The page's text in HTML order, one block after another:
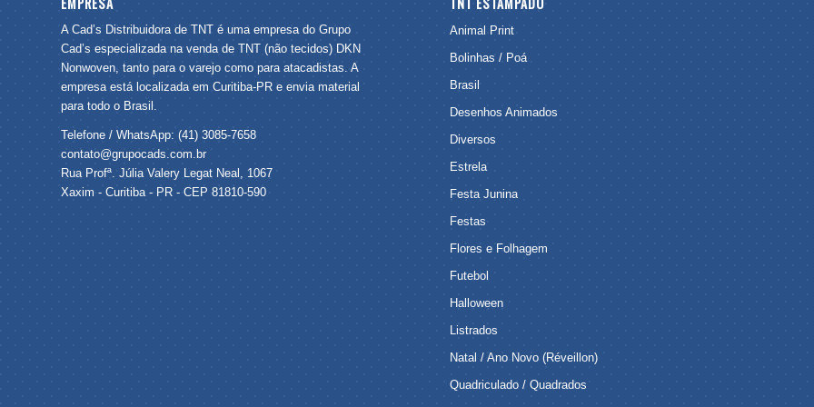
A Cad’s Distribuidora de TNT é uma empresa do Grupo
Cad’s especializada na venda de TNT (não tecidos) DKN
Nonwoven, tanto para o varejo como para atacadistas. A
empresa está localizada em Curitiba-PR e envia material
para todo o Brasil.
Telefone / WhatsApp: (41) 3085-7658
contato@grupocads.com.br
Rua Profª. Júlia Valery Legat Neal, 1067
Xaxim - Curitiba - PR - CEP 81810-590
Animal Print
Bolinhas / Poá
Brasil
Desenhos Animados
Diversos
Estrela
Festa Junina
Festas
Flores e Folhagem
Futebol
Halloween
Listrados
Natal / Ano Novo (Réveillon)
Quadriculado / Quadrados